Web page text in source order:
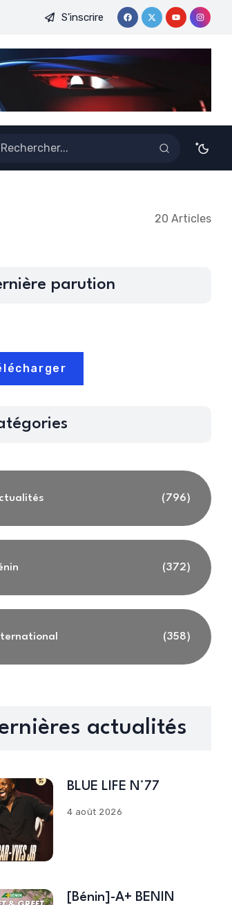
LES BLEUS ! SAARA QUALIFIÉE EN
S'inscrire
20 Articles
parution
(796)
(372)
(358)
actualités
BLUE LIFE N°77
4 août 2026
[Bénin]-A+ BENIN